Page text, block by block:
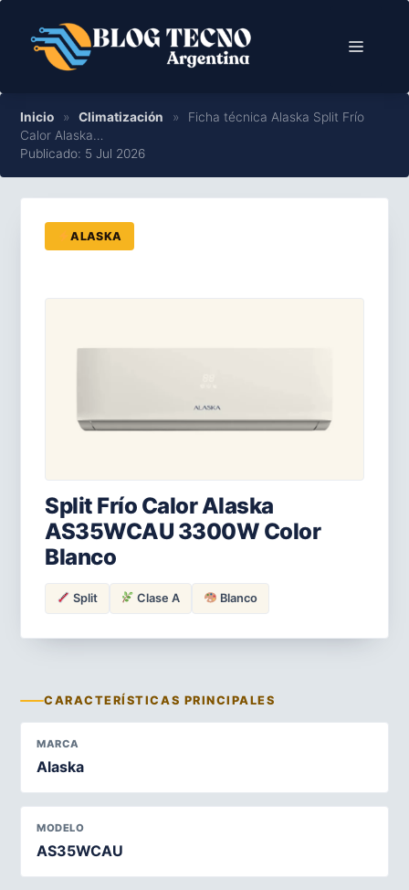
contenido
Menú
Inicio » Climatización »
Ficha técnica Alaska Split Frío
Calor Alaska…
Publicado: 5 Jul 2026
ALASKA
Split Frío Calor Alaska
AS35WCAU 3300W Color
Blanco
Split Clase A Blanco
CARACTERÍSTICAS PRINCIPALES
MARCA
Alaska
MODELO
AS35WCAU